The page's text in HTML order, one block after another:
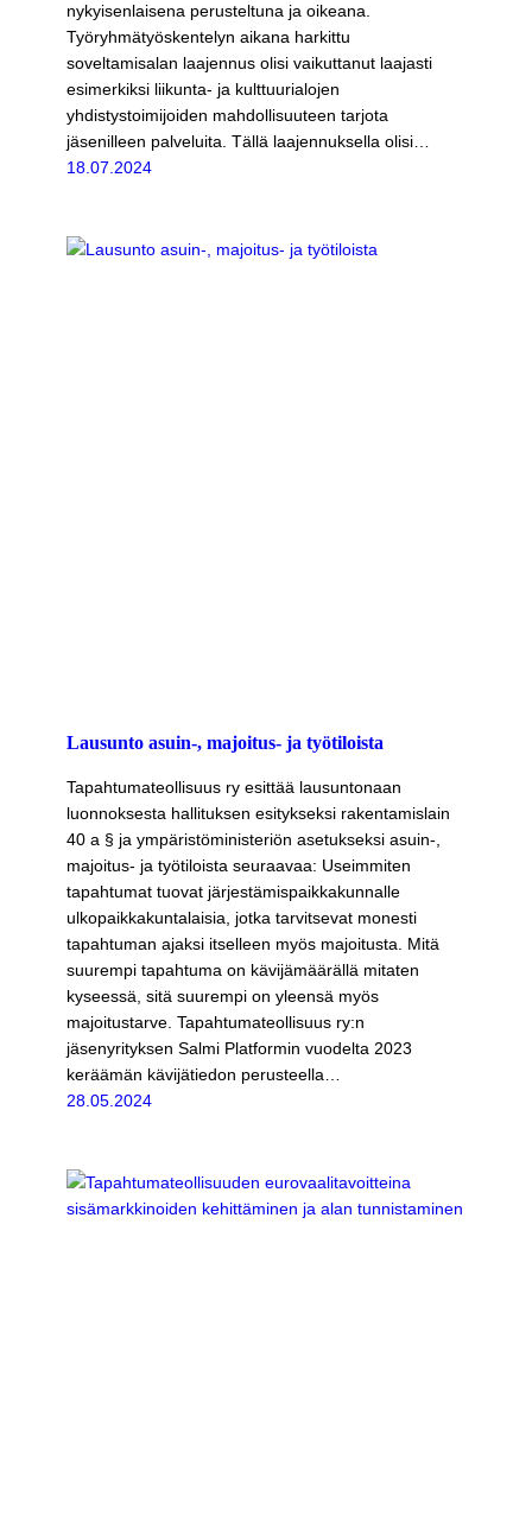
nykyisenlaisena perusteltuna ja oikeana.
Työryhmätyöskentelyn aikana harkittu
soveltamisalan laajennus olisi vaikuttanut laajasti
esimerkiksi liikunta- ja kulttuurialojen
yhdistystoimijoiden mahdollisuuteen tarjota
jäsenilleen palveluita. Tällä laajennuksella olisi…
18.07.2024
Lausunto asuin-, majoitus- ja työtiloista
Tapahtumateollisuus ry esittää lausuntonaan
luonnoksesta hallituksen esitykseksi rakentamislain
40 a § ja ympäristöministeriön asetukseksi asuin-,
majoitus- ja työtiloista seuraavaa: Useimmiten
tapahtumat tuovat järjestämispaikkakunnalle
ulkopaikkakuntalaisia, jotka tarvitsevat monesti
tapahtuman ajaksi itselleen myös majoitusta. Mitä
suurempi tapahtuma on kävijämäärällä mitaten
kyseessä, sitä suurempi on yleensä myös
majoitustarve. Tapahtumateollisuus ry:n
jäsenyrityksen Salmi Platformin vuodelta 2023
keräämän kävijätiedon perusteella…
28.05.2024